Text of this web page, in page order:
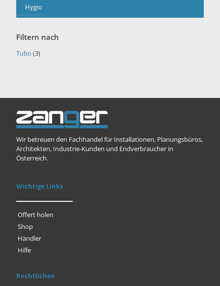
Hygio
Filtern nach
Tubo (3)
Wir betreuen den Fachhandel für Installationen, Planungsbüros,
Architekten, Industrie-Kunden und Endverbraucher in
Österreich.
Wichtige Links
Offert holen
Shop
Händler
Hilfe
Rechtliches